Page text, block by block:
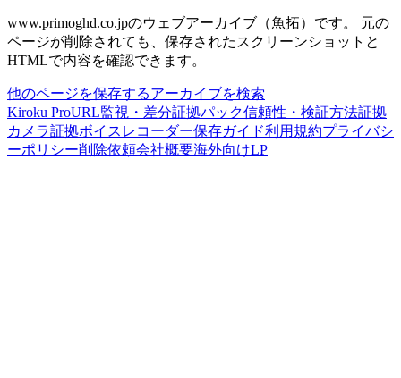
www.primoghd.co.jpのウェブアーカイブ（魚拓）です。
元の
ページが削除されても、保存されたスクリーンショットと
HTMLで内容を確認できます。
他のページを保存するアーカイブを検索
Kiroku ProURL監視・差分証拠パック信頼性・検証方法証拠
カメラ証拠ボイスレコーダー保存ガイド利用規約プライバシ
ーポリシー削除依頼会社概要海外向けLP